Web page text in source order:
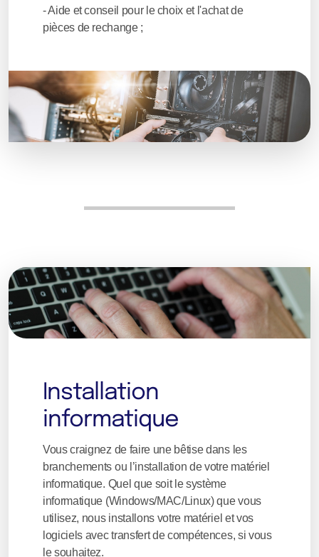
- Aide et conseil pour le choix et l'achat de
pièces de rechange ;
Installation
informatique
Vous craignez de faire une bêtise dans les
branchements ou l’installation de votre matériel
informatique. Quel que soit le système
informatique (Windows/MAC/Linux) que vous
utilisez, nous installons votre matériel et vos
logiciels avec transfert de compétences, si vous
le souhaitez.